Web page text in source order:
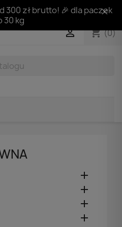
300 zł brutto! 🎉 dla paczek
30 kg
shopping_cart(0)




